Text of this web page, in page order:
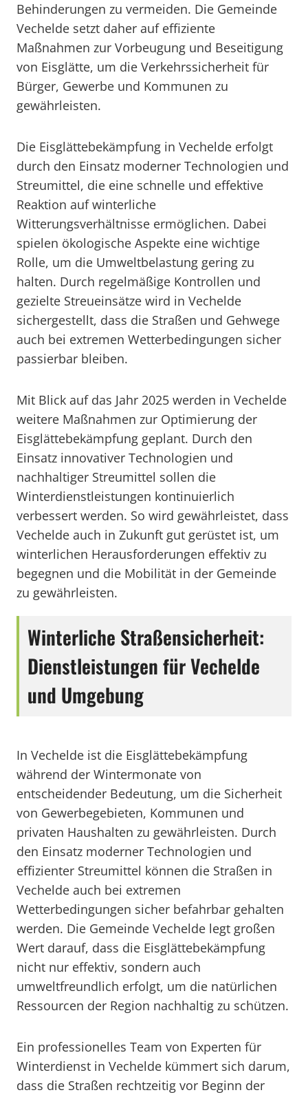
Behinderungen zu vermeiden. Die Gemeinde
Vechelde setzt daher auf effiziente
Maßnahmen zur Vorbeugung und Beseitigung
von Eisglätte, um die Verkehrssicherheit für
Bürger, Gewerbe und Kommunen zu
gewährleisten.
Die Eisglättebekämpfung in Vechelde erfolgt
durch den Einsatz moderner Technologien und
Streumittel, die eine schnelle und effektive
Reaktion auf winterliche
Witterungsverhältnisse ermöglichen. Dabei
spielen ökologische Aspekte eine wichtige
Rolle, um die Umweltbelastung gering zu
halten. Durch regelmäßige Kontrollen und
gezielte Streueinsätze wird in Vechelde
sichergestellt, dass die Straßen und Gehwege
auch bei extremen Wetterbedingungen sicher
passierbar bleiben.
Mit Blick auf das Jahr 2025 werden in Vechelde
weitere Maßnahmen zur Optimierung der
Eisglättebekämpfung geplant. Durch den
Einsatz innovativer Technologien und
nachhaltiger Streumittel sollen die
Winterdienstleistungen kontinuierlich
verbessert werden. So wird gewährleistet, dass
Vechelde auch in Zukunft gut gerüstet ist, um
winterlichen Herausforderungen effektiv zu
begegnen und die Mobilität in der Gemeinde
zu gewährleisten.
Winterliche Straßensicherheit:
Dienstleistungen für Vechelde
und Umgebung
In Vechelde ist die Eisglättebekämpfung
während der Wintermonate von
entscheidender Bedeutung, um die Sicherheit
von Gewerbegebieten, Kommunen und
privaten Haushalten zu gewährleisten. Durch
den Einsatz moderner Technologien und
effizienter Streumittel können die Straßen in
Vechelde auch bei extremen
Wetterbedingungen sicher befahrbar gehalten
werden. Die Gemeinde Vechelde legt großen
Wert darauf, dass die Eisglättebekämpfung
nicht nur effektiv, sondern auch
umweltfreundlich erfolgt, um die natürlichen
Ressourcen der Region nachhaltig zu schützen.
Ein professionelles Team von Experten für
Winterdienst in Vechelde kümmert sich darum,
dass die Straßen rechtzeitig vor Beginn der